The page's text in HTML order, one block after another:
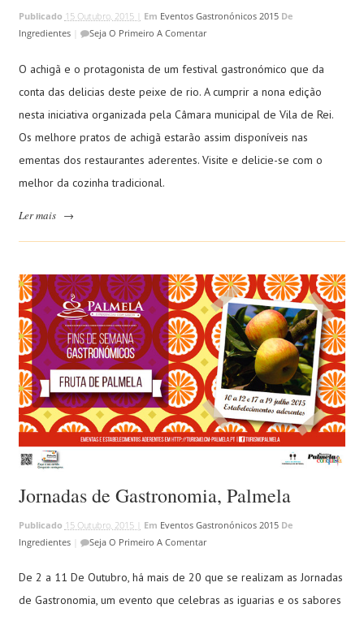
Publicado 15 Outubro, 2015 | Em Eventos Gastronónicos 2015 De
Ingredientes| Seja O Primeiro A Comentar
O achigã e o protagonista de um festival gastronómico que da
conta das delicias deste peixe de rio. A cumprir a nona edição
nesta iniciativa organizada pela Câmara municipal de Vila de Rei.
Os melhore pratos de achigã estarão assim disponíveis nas
ementas dos restaurantes aderentes. Visite e delicie-se com o
melhor da cozinha tradicional.
Ler mais →
Jornadas de Gastronomia, Palmela
Publicado 15 Outubro, 2015 | Em Eventos Gastronónicos 2015 De
Ingredientes| Seja O Primeiro A Comentar
De 2 a 11 De Outubro, há mais de 20 que se realizam as Jornadas
de Gastronomia, um evento que celebras as iguarias e os sabores